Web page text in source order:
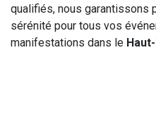
qualifiés, nous garantissons
sérénité pour tous vos
manifestations dans le